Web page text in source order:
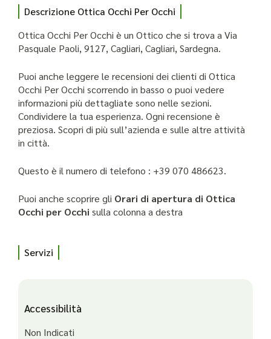
Descrizione Ottica Occhi Per Occhi
Ottica Occhi Per Occhi è un Ottico che si trova a Via
Pasquale Paoli, 9127, Cagliari, Cagliari, Sardegna.
Puoi anche leggere le recensioni dei clienti di Ottica
Occhi Per Occhi scorrendo in basso o puoi vedere
informazioni più dettagliate sono nelle sezioni.
Condividere la tua esperienza. Ogni recensione è
preziosa. Scopri di più sull’azienda e sulle altre attività
in città.
Questo è il numero di telefono : +39 070 486623.
Puoi anche scoprire gli Orari di apertura di Ottica
Occhi per Occhi sulla colonna a destra
Servizi
Accessibilità
Non Indicati